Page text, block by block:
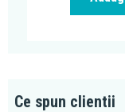
Ce spun clientii